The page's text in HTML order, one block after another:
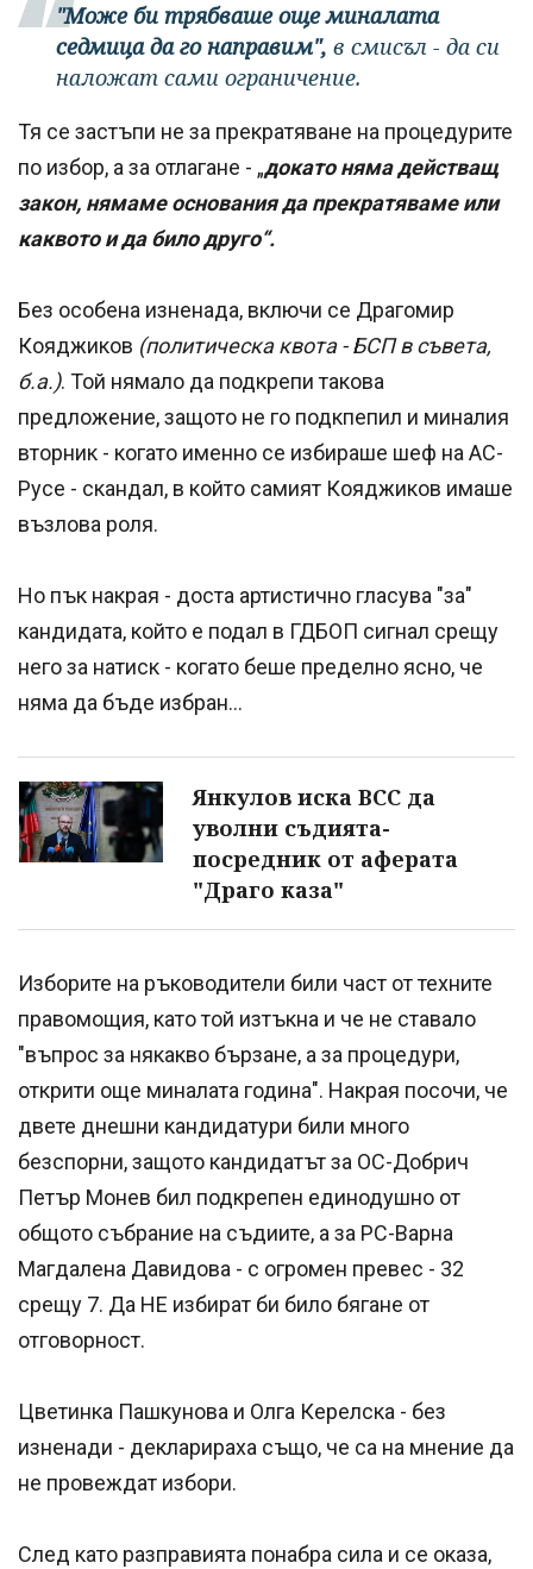
"Може би трябваше още миналата
седмица да го направим", в смисъл - да си
наложат сами ограничение.
Тя се застъпи не за прекратяване на процедурите
по избор, а за отлагане - „докато няма действащ
закон, нямаме основания да прекратяваме или
каквото и да било друго“.
Без особена изненада, включи се Драгомир
Кояджиков (политическа квота - БСП в съвета,
б.а.). Той нямало да подкрепи такова
предложение, защото не го подкпепил и миналия
вторник - когато именно се избираше шеф на АС-
Русе - скандал, в който самият Кояджиков имаше
възлова роля.
Но пък накрая - доста артистично гласува "за"
кандидата, който е подал в ГДБОП сигнал срещу
него за натиск - когато беше пределно ясно, че
няма да бъде избран...
Янкулов иска ВСС да
уволни съдията-
посредник от аферата
"Драго каза"
Изборите на ръководители били част от техните
правомощия, като той изтъкна и че не ставало
"въпрос за някакво бързане, а за процедури,
открити още миналата година". Накрая посочи, че
двете днешни кандидатури били много
безспорни, защото кандидатът за ОС-Добрич
Петър Монев бил подкрепен единодушно от
общото събрание на съдиите, а за РС-Варна
Магдалена Давидова - с огромен превес - 32
срещу 7. Да НЕ избират би било бягане от
отговорност.
Цветинка Пашкунова и Олга Керелска - без
изненади - декларираха също, че са на мнение да
не провеждат избори.
След като разправията понабра сила и се оказа,